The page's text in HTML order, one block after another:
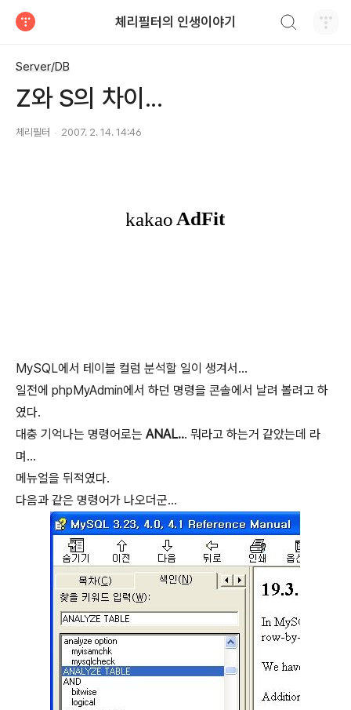
체리필터의 인생이야기
Server/DB
Z와 S의 차이...
체리필터 2007. 2. 14. 14:46
MySQL에서 테이블 컬럼 분석할 일이 생겨서...
일전에 phpMyAdmin에서 하던 명령을 콘솔에서 날려 볼려고 하
였다.
대충 기억나는 명령어로는 ANAL... 뭐라고 하는거 같았는데 라
며...
메뉴얼을 뒤적였다.
다음과 같은 명령어가 나오더군...